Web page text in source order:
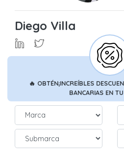
Diego Villa
🔥 OBTÉN¡INCREÍBLES
BANCARIAS EN